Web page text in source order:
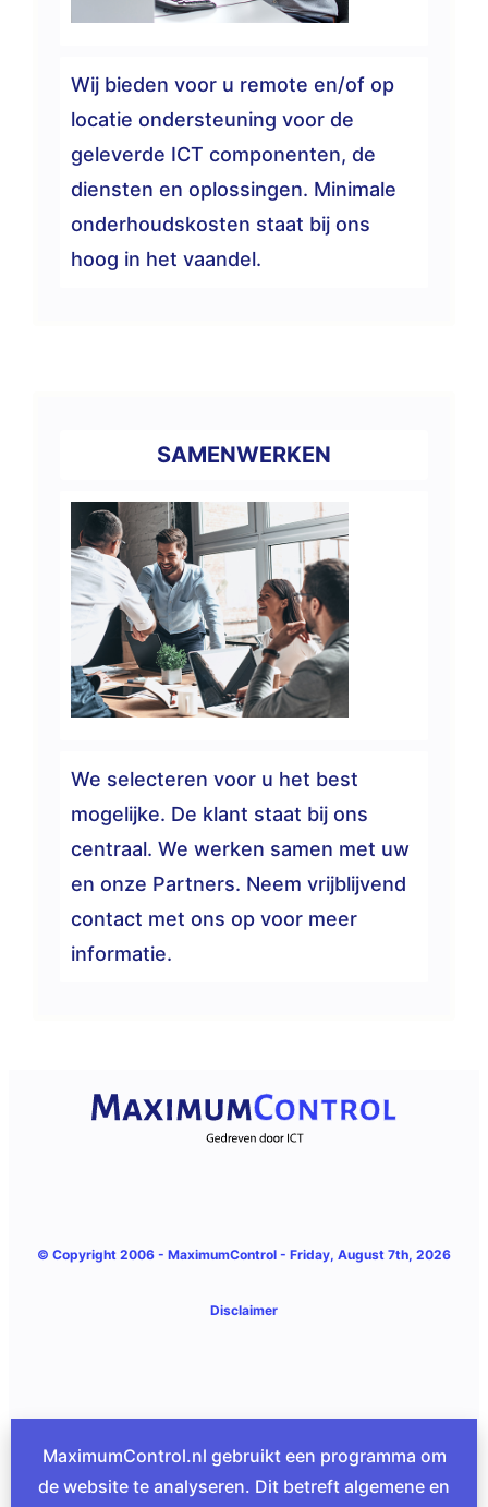
Wij bieden voor u remote en/of op
locatie ondersteuning voor de
geleverde ICT componenten, de
diensten en oplossingen. Minimale
onderhoudskosten staat bij ons
hoog in het vaandel.
SAMENWERKEN
We selecteren voor u het best
mogelijke. De klant staat bij ons
centraal. We werken samen met uw
en onze Partners. Neem vrijblijvend
contact met ons op voor meer
informatie.
© Copyright 2006 - MaximumControl - Friday, August 7th, 2026
Disclaimer
MaximumControl.nl gebruikt een programma om
de website te analyseren. Dit betreft algemene en